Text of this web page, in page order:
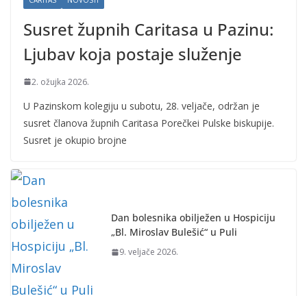
Susret župnih Caritasa u Pazinu:
Ljubav koja postaje služenje
2. ožujka 2026.
U Pazinskom kolegiju u subotu, 28. veljače, održan je
susret članova župnih Caritasa Porečkei Pulske biskupije.
Susret je okupio brojne
Dan bolesnika obilježen u Hospiciju
„Bl. Miroslav Bulešić“ u Puli
9. veljače 2026.